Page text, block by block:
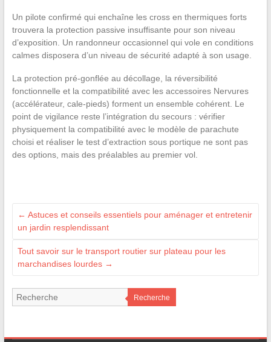
Un pilote confirmé qui enchaîne les cross en thermiques forts
trouvera la protection passive insuffisante pour son niveau
d’exposition. Un randonneur occasionnel qui vole en conditions
calmes disposera d’un niveau de sécurité adapté à son usage.
La protection pré-gonflée au décollage, la réversibilité
fonctionnelle et la compatibilité avec les accessoires Nervures
(accélérateur, cale-pieds) forment un ensemble cohérent. Le
point de vigilance reste l’intégration du secours : vérifier
physiquement la compatibilité avec le modèle de parachute
choisi et réaliser le test d’extraction sous portique ne sont pas
des options, mais des préalables au premier vol.
← Astuces et conseils essentiels pour aménager et entretenir
un jardin resplendissant
Tout savoir sur le transport routier sur plateau pour les
marchandises lourdes →
Recherche